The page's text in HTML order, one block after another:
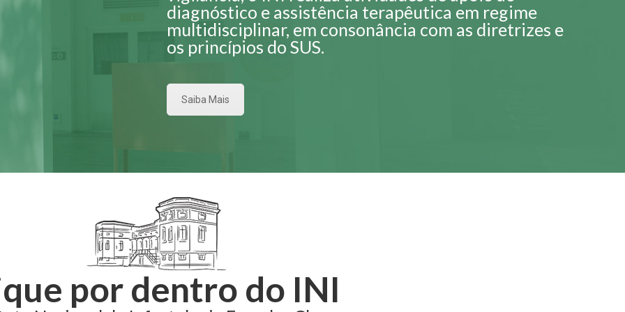
diagnóstico e assistência terapêutica em regime
multidisciplinar, em consonância com as diretrizes e
os princípios do SUS.
Saiba Mais
por dentro do INI